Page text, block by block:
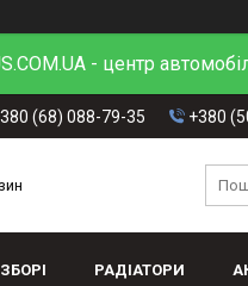
- центр
(68) 088-79-35 +380
РАДІАТОРИ